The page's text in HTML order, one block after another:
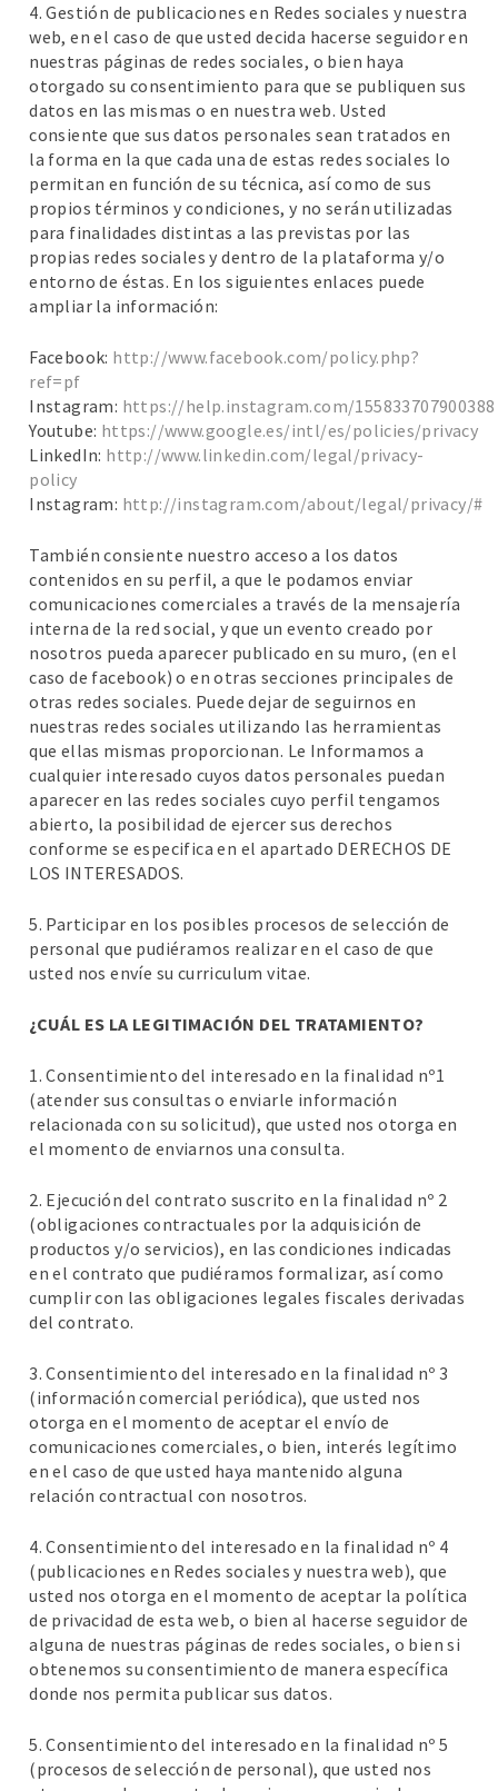
4. Gestión de publicaciones en Redes sociales y nuestra
web, en el caso de que usted decida hacerse seguidor en
nuestras páginas de redes sociales, o bien haya
otorgado su consentimiento para que se publiquen sus
datos en las mismas o en nuestra web. Usted
consiente que sus datos personales sean tratados en
la forma en la que cada una de estas redes sociales lo
permitan en función de su técnica, así como de sus
propios términos y condiciones, y no serán utilizadas
para finalidades distintas a las previstas por las
propias redes sociales y dentro de la plataforma y/o
entorno de éstas. En los siguientes enlaces puede
ampliar la información:
Facebook: http://www.facebook.com/policy.php?
ref=pf
Instagram: https://help.instagram.com/155833707900388
Youtube: https://www.google.es/intl/es/policies/privacy
LinkedIn: http://www.linkedin.com/legal/privacy-
policy
Instagram: http://instagram.com/about/legal/privacy/#
También consiente nuestro acceso a los datos
contenidos en su perfil, a que le podamos enviar
comunicaciones comerciales a través de la mensajería
interna de la red social, y que un evento creado por
nosotros pueda aparecer publicado en su muro, (en el
caso de facebook) o en otras secciones principales de
otras redes sociales. Puede dejar de seguirnos en
nuestras redes sociales utilizando las herramientas
que ellas mismas proporcionan. Le Informamos a
cualquier interesado cuyos datos personales puedan
aparecer en las redes sociales cuyo perfil tengamos
abierto, la posibilidad de ejercer sus derechos
conforme se especifica en el apartado DERECHOS DE
LOS INTERESADOS.
5. Participar en los posibles procesos de selección de
personal que pudiéramos realizar en el caso de que
usted nos envíe su curriculum vitae.
¿CUÁL ES LA LEGITIMACIÓN DEL TRATAMIENTO?
1. Consentimiento del interesado en la finalidad nº1
(atender sus consultas o enviarle información
relacionada con su solicitud), que usted nos otorga en
el momento de enviarnos una consulta.
2. Ejecución del contrato suscrito en la finalidad nº 2
(obligaciones contractuales por la adquisición de
productos y/o servicios), en las condiciones indicadas
en el contrato que pudiéramos formalizar, así como
cumplir con las obligaciones legales fiscales derivadas
del contrato.
3. Consentimiento del interesado en la finalidad nº 3
(información comercial periódica), que usted nos
otorga en el momento de aceptar el envío de
comunicaciones comerciales, o bien, interés legítimo
en el caso de que usted haya mantenido alguna
relación contractual con nosotros.
4. Consentimiento del interesado en la finalidad nº 4
(publicaciones en Redes sociales y nuestra web), que
usted nos otorga en el momento de aceptar la política
de privacidad de esta web, o bien al hacerse seguidor de
alguna de nuestras páginas de redes sociales, o bien si
obtenemos su consentimiento de manera específica
donde nos permita publicar sus datos.
5. Consentimiento del interesado en la finalidad nº 5
(procesos de selección de personal), que usted nos